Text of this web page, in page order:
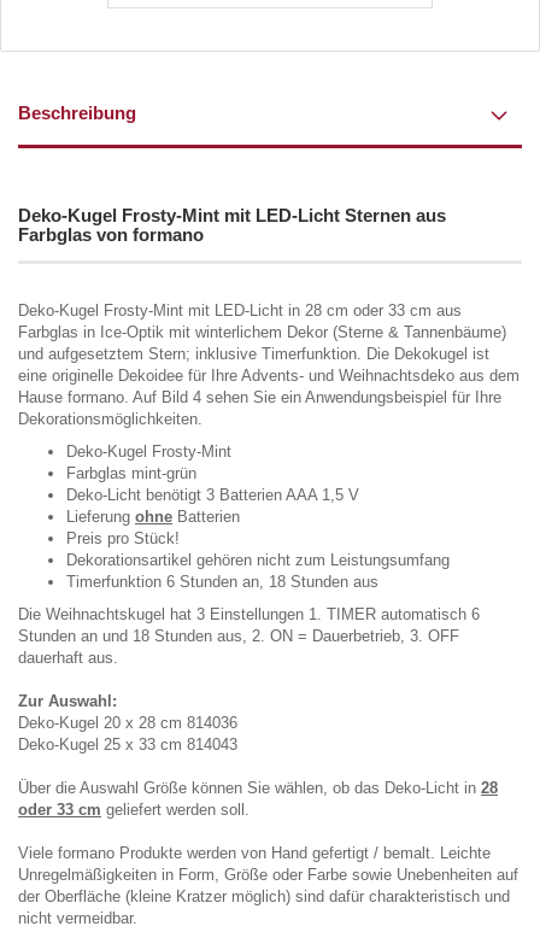
Beschreibung
Deko-Kugel Frosty-Mint mit LED-Licht Sternen aus
Farbglas von formano
Deko-Kugel Frosty-Mint mit LED-Licht in 28 cm oder 33 cm aus
Farbglas in Ice-Optik mit winterlichem Dekor (Sterne & Tannenbäume)
und aufgesetztem Stern; inklusive Timerfunktion. Die Dekokugel ist
eine originelle Dekoidee für Ihre Advents- und Weihnachtsdeko aus dem
Hause formano. Auf Bild 4 sehen Sie ein Anwendungsbeispiel für Ihre
Dekorationsmöglichkeiten.
Deko-Kugel Frosty-Mint
Farbglas mint-grün
Deko-Licht benötigt 3 Batterien AAA 1,5 V
Lieferung ohne Batterien
Preis pro Stück!
Dekorationsartikel gehören nicht zum Leistungsumfang
Timerfunktion 6 Stunden an, 18 Stunden aus
Die Weihnachtskugel hat 3 Einstellungen 1. TIMER automatisch 6
Stunden an und 18 Stunden aus, 2. ON = Dauerbetrieb, 3. OFF
dauerhaft aus.
Zur Auswahl:
Deko-Kugel 20 x 28 cm 814036
Deko-Kugel 25 x 33 cm 814043
Über die Auswahl Größe können Sie wählen, ob das Deko-Licht in 28
oder 33 cm geliefert werden soll.
Viele formano Produkte werden von Hand gefertigt / bemalt. Leichte
Unregelmäßigkeiten in Form, Größe oder Farbe sowie Unebenheiten auf
der Oberfläche (kleine Kratzer möglich) sind dafür charakteristisch und
nicht vermeidbar.